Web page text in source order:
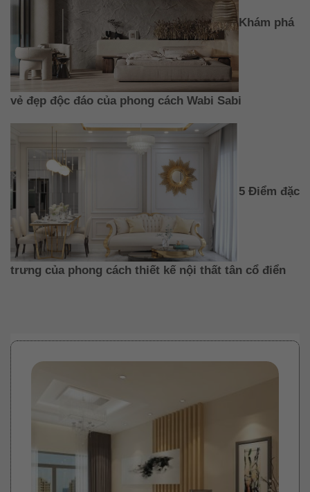
Khám phá
vẻ đẹp độc đáo của phong cách Wabi Sabi
5 Điểm đặc
trưng của phong cách thiết kế nội thất tân cổ điển